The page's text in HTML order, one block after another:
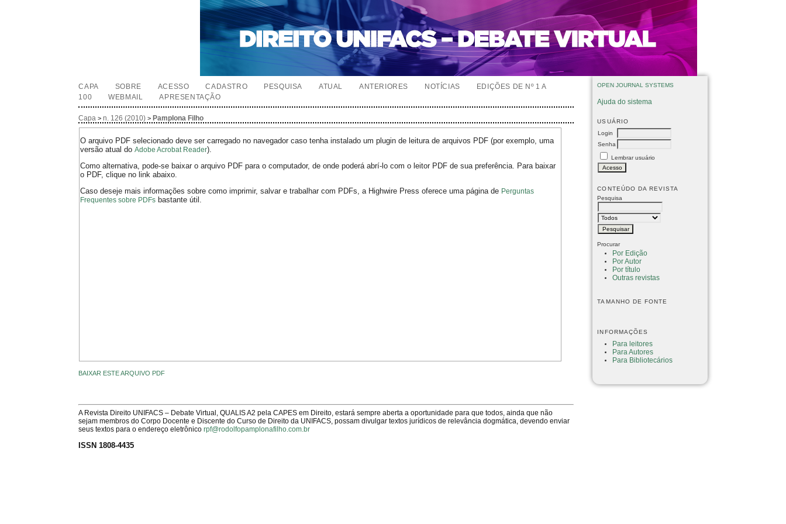
OPEN JOURNAL SYSTEMS
Ajuda do sistema
USUÁRIO
Login
Senha
Lembrar usuário
CONTEÚDO DA REVISTA
Pesquisa
Procurar
Por Edição
Por Autor
Por título
Outras revistas
TAMANHO DE FONTE
INFORMAÇÕES
Para leitores
Para Autores
Para Bibliotecários
CAPA SOBRE ACESSO CADASTRO PESQUISA ATUAL ANTERIORES NOTÍCIAS
EDIÇÕES DE Nº 1 A
100
WEBMAIL APRESENTAÇÃO
Capa >n. 126 (2010) > Pamplona Filho
O arquivo PDF selecionado deve ser carregado no navegador caso tenha instalado um plugin de leitura de arquivos PDF (por exemplo, uma
versão atual doAdobe Acrobat Reader).
Como alternativa, pode-se baixar o arquivo PDF para o computador, de onde poderá abrí-lo com o leitor PDF de sua preferência. Para baixar
o PDF, clique no link abaixo.
Caso deseje mais informações sobre como imprimir, salvar e trabalhar com PDFs, a Highwire Press oferece uma página de Perguntas
Frequentes sobre PDFs bastante útil.
BAIXAR ESTE ARQUIVO PDF
A Revista Direito UNIFACS – Debate Virtual, QUALIS A2 pela CAPES em Direito, estará sempre aberta a oportunidade para que todos, ainda que não
sejam membros do Corpo Docente e Discente do Curso de Direito da UNIFACS, possam divulgar textos jurídicos de relevância dogmática, devendo enviar
seus textos para o endereço eletrônicorpf@rodolfopamplonafilho.com.br
ISSN 1808-4435